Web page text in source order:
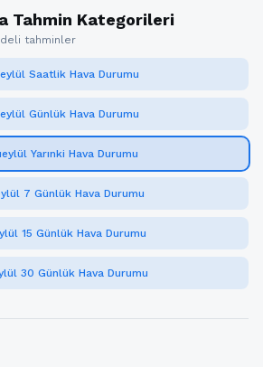
Tahmin Kategorileri
tahminler
Saatlik Hava Durumu
Günlük Hava Durumu
Yarınki Hava Durumu
7 Günlük Hava Durumu
15 Günlük Hava Durumu
30 Günlük Hava Durumu